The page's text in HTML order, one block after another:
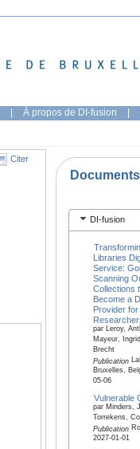
| À propos de DI-fusion |
Citer
DI-fusion
Libraries
Service:
Scanning
Collections
Become a
Provider
par Leroy,
Mayeur,
Brecht
Publication
Bruxelles,
05-06
Vulnerable
par Minders,
Torrekens,
Publication
2027-01-01